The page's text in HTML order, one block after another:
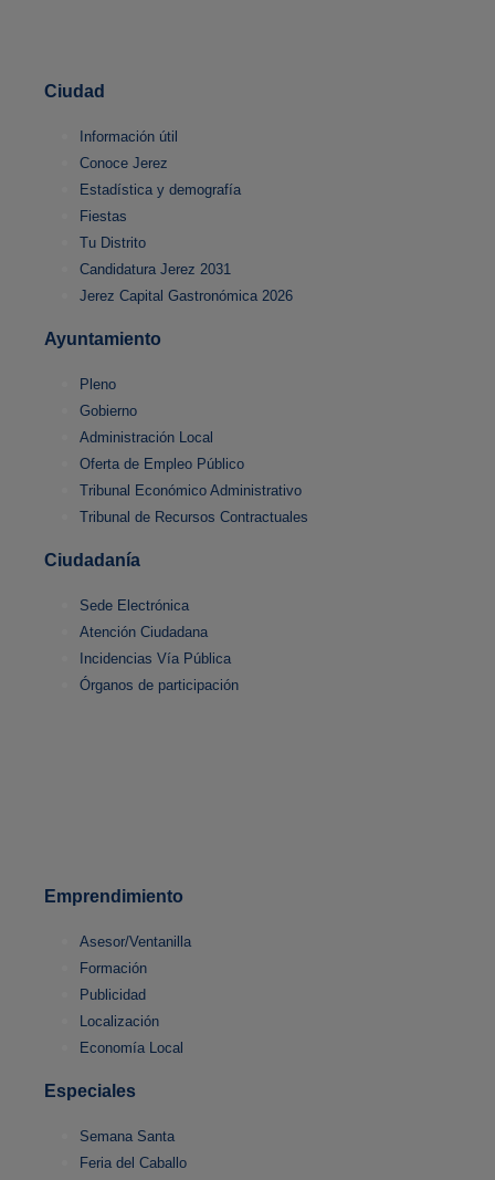
Ciudad
Información útil
Conoce Jerez
Estadística y demografía
Fiestas
Tu Distrito
Candidatura Jerez 2031
Jerez Capital Gastronómica 2026
Ayuntamiento
Pleno
Gobierno
Administración Local
Oferta de Empleo Público
Tribunal Económico Administrativo
Tribunal de Recursos Contractuales
Ciudadanía
Sede Electrónica
Atención Ciudadana
Incidencias Vía Pública
Órganos de participación
Emprendimiento
Asesor/Ventanilla
Formación
Publicidad
Localización
Economía Local
Especiales
Semana Santa
Feria del Caballo